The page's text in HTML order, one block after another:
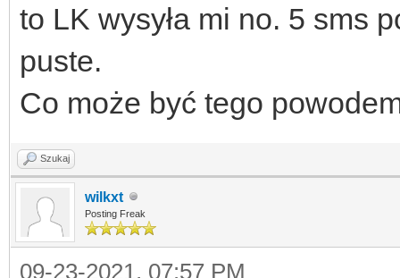
to LK wysyła mi no. 5 sms
puste.
Co może być tego
Szukaj
wilkxt
Posting Freak
09-23-2021, 07:57 PM